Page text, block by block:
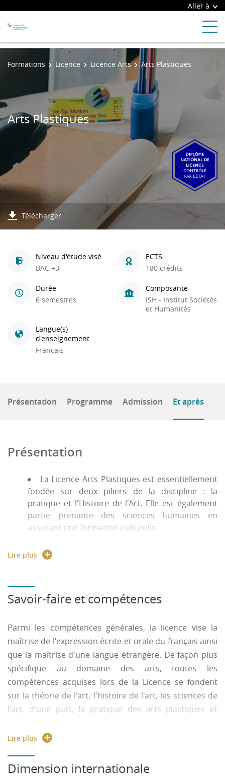
Aller à
Formations Licence Licence Arts Arts Plastiques
Arts Plastiques
Télécharger
Niveau d'étude visé
BAC +3
ECTS
180 crédits
Durée
6 semestres
Composante
ISH - Institut Sociétés
et Humanités
Langue(s)
d'enseignement
Français
Présentation Programme Admission Et après
Présentation
La Licence Arts Plastiques est essentiellement
fondée sur deux piliers de la discipline : la
pratique et l'Histoire de l'Art. Elle est également
partie prenante des sciences humaines en
assurant une formation culturelle.
moyen et une fin : les deux premières années
informatiques et la 3ème année, la pratique
personnelle est davantage valorisée.
approche chronologique, iconologique et
théorique.
Points forts de la formation :
Multiplicité des pratiques Ateliers.
Préparation du master du même nom
Suivi individuel et accompagnement dans la
Rapport public Parcoursup
Lire plus
Savoir-faire et compétences
Parmi les compétences générales, la licence vise la
maîtrise de l'expression écrite et orale du français ainsi
que la maîtrise d'une langue étrangère. De façon plus
spécifique au domaine des arts, toutes les
compétences acquises lors de la Licence se fondent
sur la théorie de l'art, l'histoire de l'art, les sciences de
l'art, d'une part, la pratique des arts plastiques et
de capacité à analyser et critiquer les images
plastiques et numériques
de capacité à concevoir et réaliser des images
Lire plus
Dimension internationale